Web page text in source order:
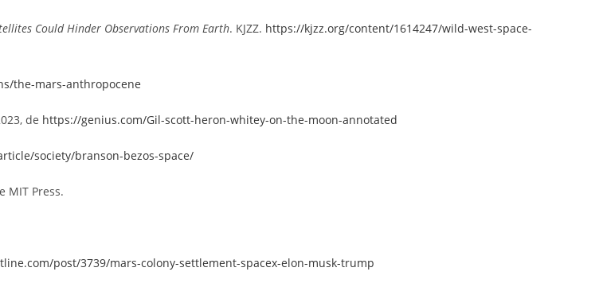
Could Hinder Observations From Earth. KJZZ. https://kjzz.org/content/1614247/wild-west-space-
the-mars-anthropocene
de https://genius.com/Gil-scott-heron-whitey-on-the-moon-annotated
society/branson-bezos-space/
MIT Press.
post/3739/mars-colony-settlement-spacex-elon-musk-trump